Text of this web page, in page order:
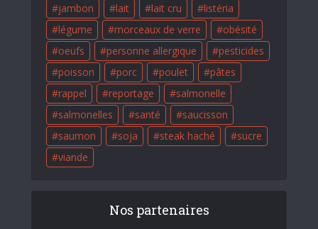
jambon
lait lait cru
listéria
légume
morceaux de verre
obésité
oeufs
personne allergique
pesticides
poisson
porc poulet
pâtes
rappel
reportage
salmonelle
salmonelles
santé
saucisson
saumon
soja steak haché
sucre
viande
Nos partenaires